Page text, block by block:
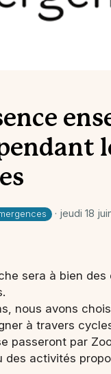
· jeudi 18
sera à bien
nous avons
à travers
passeront par
des activités